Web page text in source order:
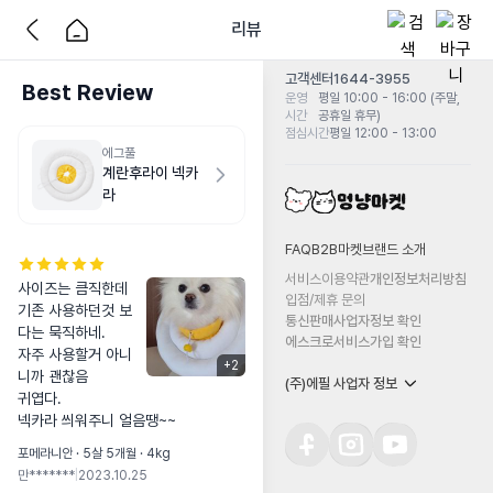
리뷰
Best Review
에그풀
계란후라이 넥카
라
+2
사이즈는 큼직한데
기존 사용하던것 보
다는 묵직하네.
자주 사용할거 아니
니까 괜찮음
귀엽다.
넥카라 씌워주니 얼음땡~~
포메라니안 · 5살 5개월 · 4kg
만******* 2023.10.25
고객센터1644-3955
운영
시간
평일 10:00 - 16:00 (주말,
공휴일 휴무)
점심시간평일 12:00 - 13:00
FAQB2B마켓 브랜드 소개
서비스이용약관개인정보처리방침
입점/제휴 문의
통신판매사업자정보 확인
에스크로서비스가입 확인
(주)에필 사업자 정보